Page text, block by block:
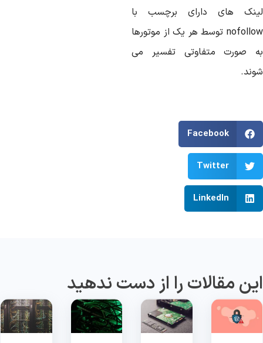
های دارای برچسب با
nofollow توسط هر یک از موتورها
صورت متفاوتی تفسیر می
Facebook
Twitter
LinkedIn
مقالات را از دست ندهید